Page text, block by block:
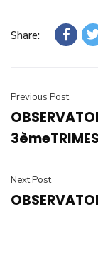
Share:
Previous Post
Next Post